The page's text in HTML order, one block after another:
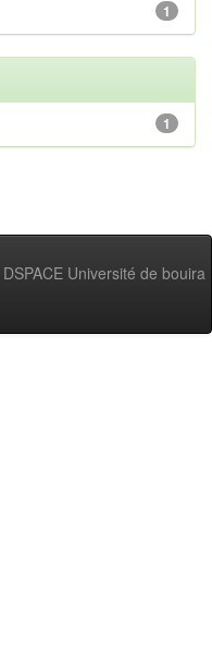
1
1
DSPACE Université de bouira